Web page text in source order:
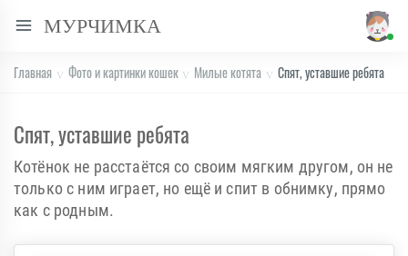
МУРЧИМКА
Главная Фото и картинки кошек Милые котята Спят, уставшие ребята
Спят, уставшие ребята
Котёнок не расстаётся со своим мягким другом, он не
только с ним играет, но ещё и спит в обнимку, прямо
как с родным.